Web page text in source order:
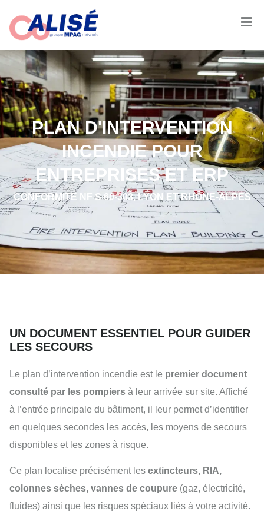
PLAN D'INTERVENTION
INCENDIE POUR
ENTREPRISES ET ERP
CONFORMITÉ NF S 60-303, LYON ET RHÔNE-ALPES
UN DOCUMENT ESSENTIEL POUR GUIDER
LES SECOURS
Le plan d’intervention incendie est le premier document
consulté par les pompiers à leur arrivée sur site. Affiché
à l’entrée principale du bâtiment, il leur permet d’identifier
en quelques secondes les accès, les moyens de secours
disponibles et les zones à risque.
Ce plan localise précisément les extincteurs, RIA,
colonnes sèches, vannes de coupure (gaz, électricité,
fluides) ainsi que les risques spéciaux liés à votre activité.